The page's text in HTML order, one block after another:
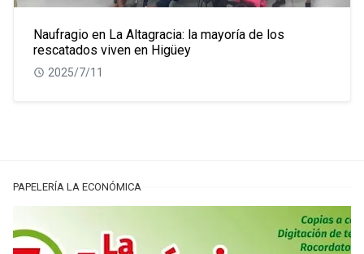
Naufragio en La Altagracia: la mayoría de los
rescatados viven en Higüey
2025/7/11
PAPELERÍA LA ECONÓMICA